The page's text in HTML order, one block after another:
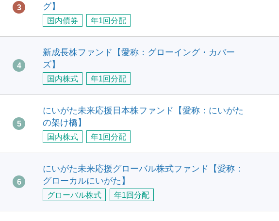
3
グ】
国内債券 年1回分配
4
新成長株ファンド【愛称：グローイング・カバー
ズ】
国内株式 年1回分配
5
にいがた未来応援日本株ファンド【愛称：にいがた
の架け橋】
国内株式 年1回分配
6
にいがた未来応援グローバル株式ファンド【愛称：
グローカルにいがた】
グローバル株式 年1回分配